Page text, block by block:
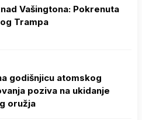
Vašingtona: Pokrenuta
Trampa
godišnjicu atomskog
poziva na ukidanje
oružja